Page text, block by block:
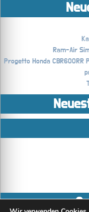
Ram-Air
Progetto Honda CBR600RR